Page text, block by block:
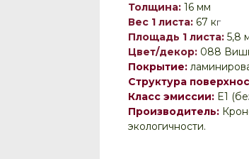
Толщина: 16 мм
Вес 1 листа: 67 кг
Площадь 1 листа: 5,8
Цвет/декор: 088
Покрытие:
Структура
Класс эмиссии: E1
Производитель:
экологичности.